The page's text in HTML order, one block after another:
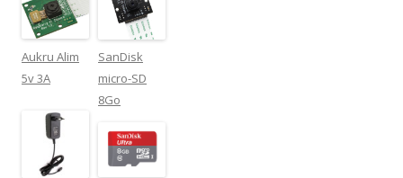
Aukru Alim
5v 3A
SanDisk
micro-SD
8Go